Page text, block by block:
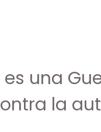
es una
la